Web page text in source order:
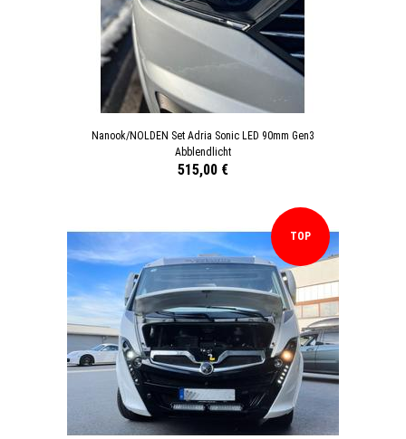
Nanook/NOLDEN Set Adria Sonic LED 90mm Gen3
Abblendlicht
515,00 €
TOP